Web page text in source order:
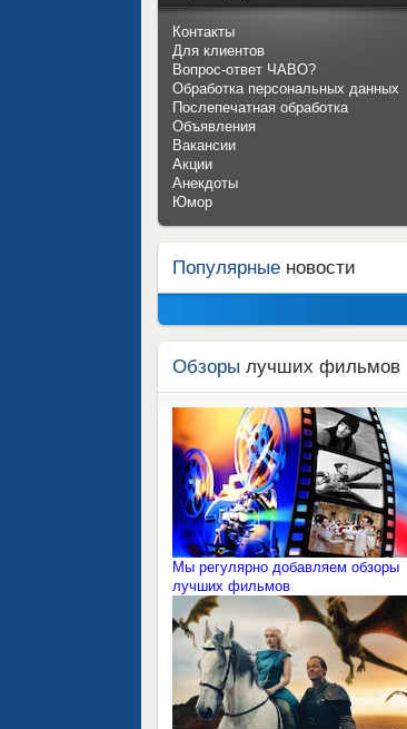
Контакты
Для клиентов
Вопрос-ответ ЧАВО?
Обработка персональных данных
Послепечатная обработка
Объявления
Вакансии
Акции
Анекдоты
Юмор
Популярные новости
Обзоры лучших фильмов
Мы регулярно добавляем обзоры
лучших фильмов